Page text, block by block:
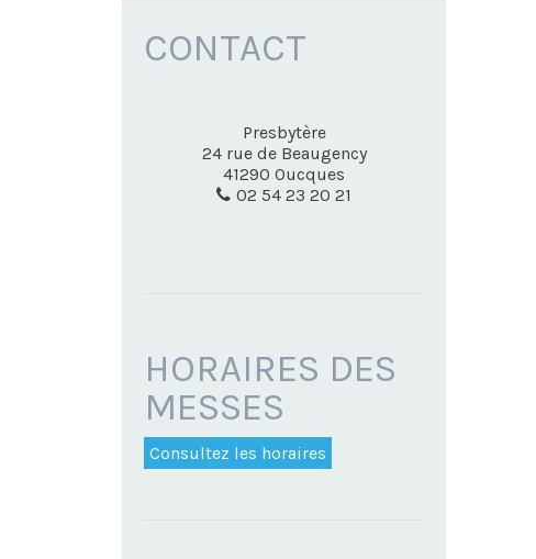
CONTACT
Presbytère
24 rue de Beaugency
41290 Oucques
02 54 23 20 21
HORAIRES DES
MESSES
Consultez les horaires